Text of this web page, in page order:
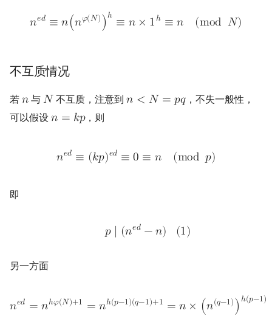
𝑛𝑒𝑑 ≡ 𝑛(𝑛𝜑(𝑁) )ℎ ≡ 𝑛 × 1ℎ ≡ 𝑛 (mod 𝑁)
不互质情况
若 𝑛 与 𝑁 不互质，注意到𝑛 < 𝑁 = 𝑝𝑞，不失一般性，
可以假设 𝑛 = 𝑘𝑝，则
𝑛𝑒𝑑 ≡ (𝑘𝑝)𝑒𝑑 ≡ 0 ≡ 𝑛 (mod 𝑝)
即
𝑝 ∣ (𝑛𝑒𝑑 −𝑛) (1)
另一方面
𝑛𝑒𝑑 = 𝑛ℎ𝜑(𝑁)+1 = 𝑛ℎ(𝑝−1)(𝑞−1)+1 = 𝑛 × (𝑛(𝑞−1) ) ℎ(𝑝−1)